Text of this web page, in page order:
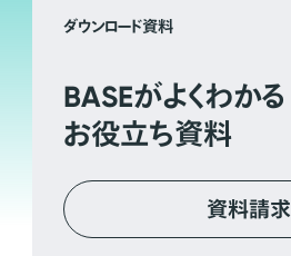
ダウンロード資料
BASEがよくわかる
お役立ち資料
資料請求